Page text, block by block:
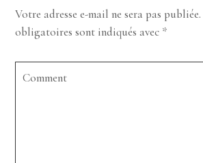
Votre adresse e-mail ne sera pas publiée.
obligatoires sont indiqués avec *